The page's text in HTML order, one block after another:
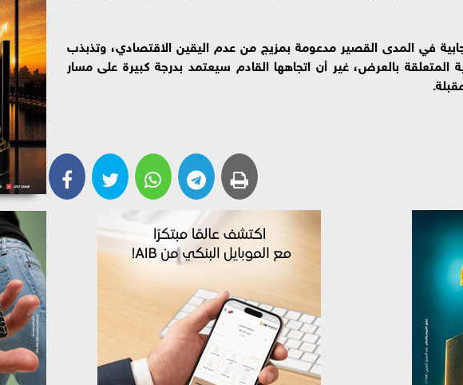
في المدى القصير مدعومة بمزيج من عدم اليقين الاقتصادي، وتذبذب
المتعلقة بالعرض، غير أن اتجاهها القادم سيعتمد بدرجة كبيرة على مسار